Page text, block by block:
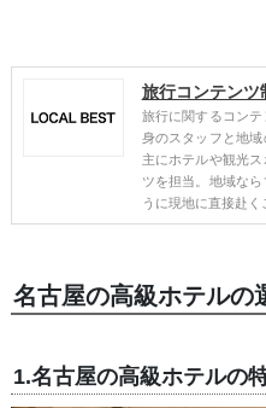
旅行コンテンツ
旅行に関するコン
身のスタッフと地域
主にホテルや観光
ツを担当。地域な
うに現地に直接赴く
名古屋の高級ホテルの
1.名古屋の高級ホテルの